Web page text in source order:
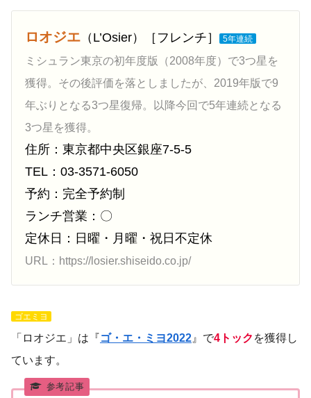
ロオジエ （L’Osier）［フレンチ］ 5年連続
ミシュラン東京の初年度版（2008年度）で3つ星を
獲得。その後評価を落としましたが、2019年版で9
年ぶりとなる3つ星復帰。以降今回で5年連続となる
3つ星を獲得。
住所：東京都中央区銀座7-5-5
TEL：03-3571-6050
予約：完全予約制
ランチ営業：〇
定休日：日曜・月曜・祝日不定休
URL：https://losier.shiseido.co.jp/
ゴエミヨ
「ロオジエ」は『ゴ・エ・ミヨ2022 』で4トック を獲得し
ています。